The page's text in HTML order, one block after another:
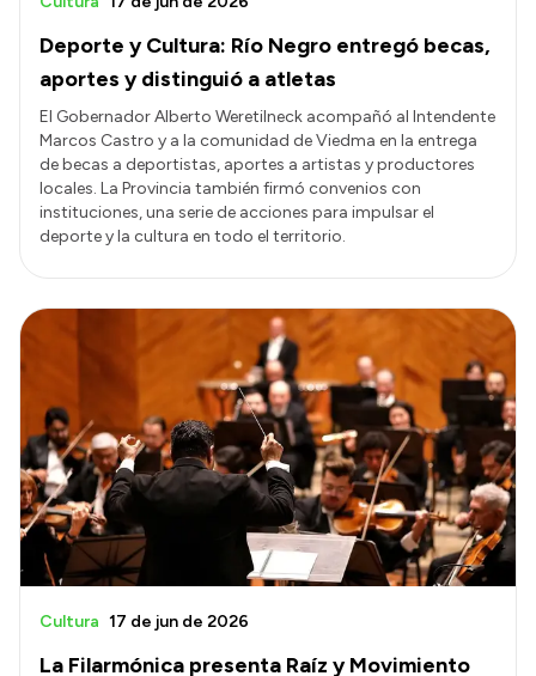
Deporte y Cultura: Río Negro entregó becas,
aportes y distinguió a atletas
El Gobernador Alberto Weretilneck acompañó al Intendente
Marcos Castro y a la comunidad de Viedma en la entrega
de becas a deportistas, aportes a artistas y productores
locales. La Provincia también firmó convenios con
instituciones, una serie de acciones para impulsar el
deporte y la cultura en todo el territorio.
La Filarmónica presenta Raíz y Movimiento
Cultura 17 de jun de 2026